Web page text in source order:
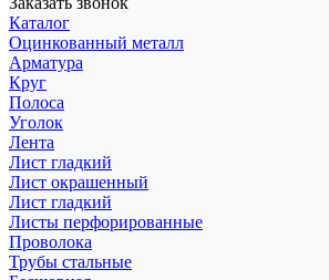
Каталог
Оцинкованный металл
Арматура
Круг
Полоса
Уголок
Лента
Лист гладкий
Лист окрашенный
Лист гладкий
Листы перфорированные
Проволока
Трубы стальные